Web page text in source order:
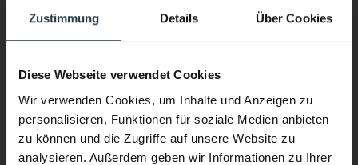
Zustimmung Details Über Cookies
Diese Webseite verwendet Cookies
Wir verwenden Cookies, um Inhalte und Anzeigen zu
personalisieren, Funktionen für soziale Medien anbieten
zu können und die Zugriffe auf unsere Website zu
analysieren. Außerdem geben wir Informationen zu Ihrer
Einfach loslassen.
Wellness